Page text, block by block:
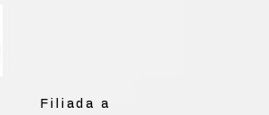
Filiada a